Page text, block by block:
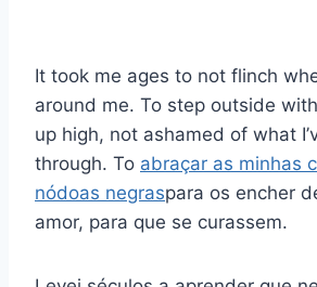
It took me ages to not flinch
around me. To step outside
up high, not ashamed of what
through. To abraçar as minhas
nódoas negraspara os encher
amor, para que se curassem.